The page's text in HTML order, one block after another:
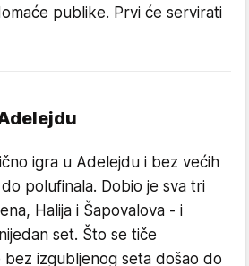
publike. Prvi će servirati
igra u Adelejdu i bez većih
polufinala. Dobio je sva tri
Halija i Šapovalova - i
set. Što se tiče
bez izgubljenog seta došao do